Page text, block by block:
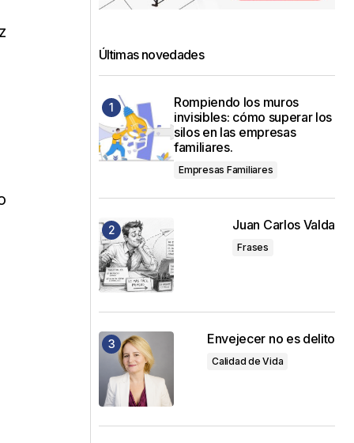
Últimas novedades
Rompiendo los muros
invisibles: cómo superar los
silos en las empresas
familiares.
Empresas Familiares
Juan Carlos Valda
Frases
Envejecer no es delito
Calidad de Vida